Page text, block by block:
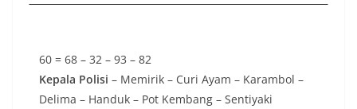
60 = 68 – 32 – 93 – 82
Kepala Polisi – Memirik – Curi Ayam – Karambol –
Delima – Handuk – Pot Kembang – Sentiyaki